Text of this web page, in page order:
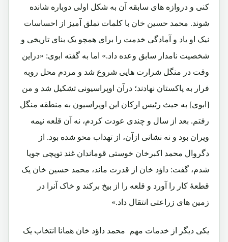
کنی و دروازه های سابقه آن به شکل اولی دوباره شانده
شوند. محمد حسین خان با کلمات تملق آمیز از احساسات
نیک او یاد و آمادگی خدمت را برای همچو یک بنای تاریخی و
شخصیت نامدار سابق وعده داد.» اما به گفته ابوی: «دراین
وقت در منگل شرارت هایی شروع شد و مردم محل روبه
فرار به پاکستان نهادند؛ درآن اوپراسیونی تشکیل شد و من
[ابوی] به حیث رئیس ارکان این اوپراسیون به منطقه منگل
رفتم. بعد از سال و چندی عودت کردم، نه آن قلعه نیمه
ویران بود و نه نشانی ازآن، از تهداب محو شده بود. از
دگروال محمد اکبرخان خوستی قوماندان غند توپچی جویا
شدم، گفت: داؤد خان از قدرت ماند، محمد حسین خان یک
قطعۀ کار را آورد و قلعه را از بیخ برکند و خاک آنرا در
زمین های زراعتی انتقال داد.»
یکی دیگر از خدمات مهم محمد داؤد خان همانا انتخاب یک